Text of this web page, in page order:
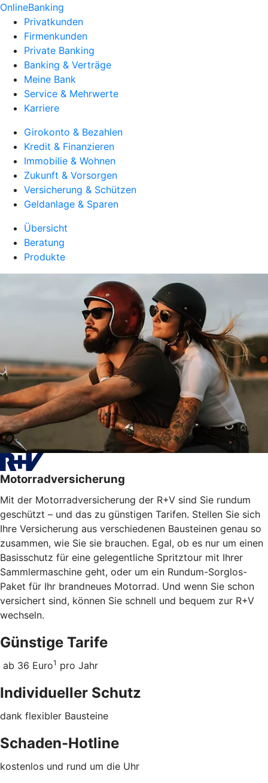
OnlineBanking
Privatkunden
Firmenkunden
Private Banking
Banking & Verträge
Meine Bank
Service & Mehrwerte
Karriere
Girokonto & Bezahlen
Kredit & Finanzieren
Immobilie & Wohnen
Zukunft & Vorsorgen
Versicherung & Schützen
Geldanlage & Sparen
Übersicht
Beratung
Produkte
Motorradversicherung
Mit der Motorradversicherung der R+V sind Sie rundum
geschützt – und das zu günstigen Tarifen. Stellen Sie sich
Ihre Versicherung aus verschiedenen Bausteinen genau so
zusammen, wie Sie sie brauchen. Egal, ob es nur um einen
Basisschutz für eine gelegentliche Spritztour mit Ihrer
Sammlermaschine geht, oder um ein Rundum-Sorglos-
Paket für Ihr brandneues Motorrad. Und wenn Sie schon
versichert sind, können Sie schnell und bequem zur R+V
wechseln.
Günstige Tarife
ab 36 Euro1 pro Jahr
Individueller Schutz
dank flexibler Bausteine
Schaden-Hotline
kostenlos und rund um die Uhr